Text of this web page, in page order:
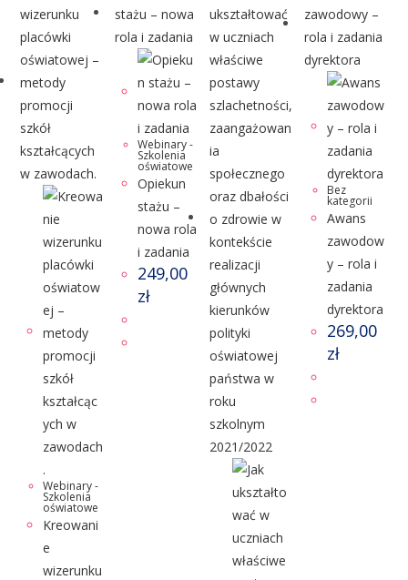
Webinary -
Szkolenia
oświatowe
Kreowani
e
wizerunku
Webinary -
Szkolenia
oświatowe
Opiekun
stażu –
nowa rola
i zadania
249,00
zł
Bez
kategorii
Awans
zawodow
y – rola i
zadania
dyrektora
269,00
zł